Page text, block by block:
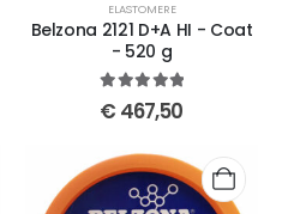
ELASTOMERE
Belzona 2121 D+A HI - Coat
- 520 g
5out of 5
€ 467,50